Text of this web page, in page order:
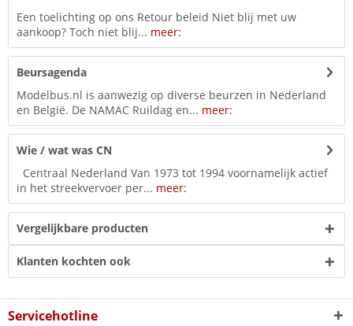
Een toelichting op ons Retour beleid Niet blij met uw
aankoop? Toch niet blij... meer:
Beursagenda
Modelbus.nl is aanwezig op diverse beurzen in Nederland
en België. De NAMAC Ruildag en... meer:
Wie / wat was CN
Centraal Nederland Van 1973 tot 1994 voornamelijk actief
in het streekvervoer per... meer:
Vergelijkbare producten
Klanten kochten ook
Servicehotline